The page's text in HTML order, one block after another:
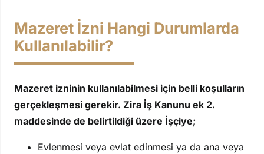
Mazeret İzni Hangi Durumlarda
Kullanılabilir?
Mazeret izninin kullanılabilmesi için belli koşulların
gerçekleşmesi gerekir. Zira İş Kanunu ek 2.
maddesinde de belirtildiği üzere İşçiye;
Evlenmesi veya evlat edinmesi ya da ana veya